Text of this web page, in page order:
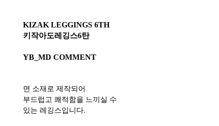
KIZAK LEGGINGS 6TH
키작아도레깅스6탄
YB_MD COMMENT
면 소재로 제작되어
부드럽고 쾌적함을 느끼실 수
있는 레깅스입니다.